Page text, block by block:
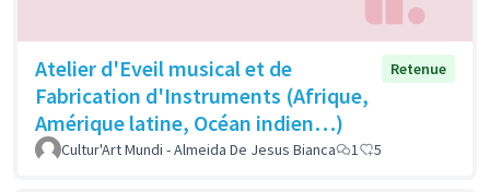
Atelier d'Eveil musical et de
Fabrication d'Instruments (Afrique,
Amérique latine, Océan indien…)
Retenue
Cultur'Art Mundi - Almeida De Jesus Bianca 1 5